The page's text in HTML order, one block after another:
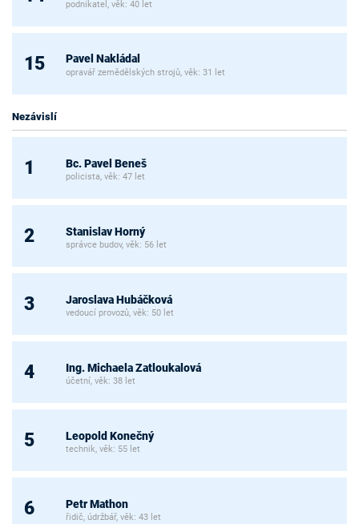
podnikatel, věk: 40 let
15 Pavel Nakládal
opravář zemědělských strojů, věk: 31 let
Nezávislí
1 Bc. Pavel Beneš
policista, věk: 47 let
2 Stanislav Horný
správce budov, věk: 56 let
3 Jaroslava Hubáčková
vedoucí provozů, věk: 50 let
4 Ing. Michaela Zatloukalová
účetní, věk: 38 let
5 Leopold Konečný
technik, věk: 55 let
6 Petr Mathon
řidič, údržbář, věk: 43 let